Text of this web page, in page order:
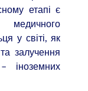
етапі є
медичного
у світі, як
залучення
іноземних